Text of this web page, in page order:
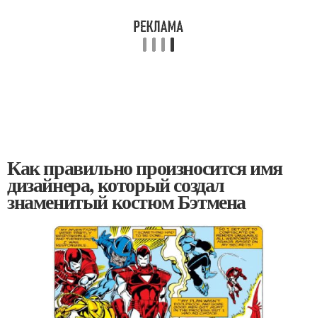
Как правильно произносится имя
дизайнера, который создал
знаменитый костюм Бэтмена